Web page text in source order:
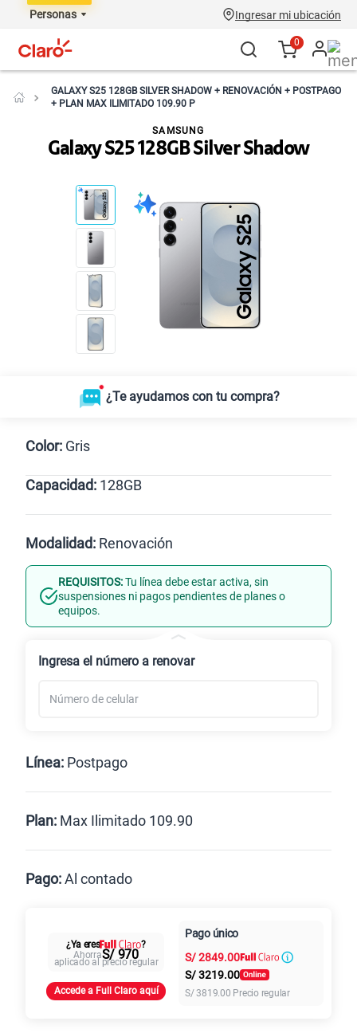
Personas Ingresar mi ubicación
0
GALAXY S25 128GB SILVER SHADOW + RENOVACIÓN + POSTPAGO
+ PLAN MAX ILIMITADO 109.90 P
Galaxy S25 128GB Silver Shadow
SAMSUNG
¿Te ayudamos con tu compra?
Color: Gris
Capacidad: 128GB
128GB
Modalidad: Renovación
Línea Nueva Portabilidad
REQUISITOS:Tu línea debe estar activa, sin
suspensiones ni pagos pendientes de planes o
equipos.
Ingresa el número a renovar
Línea: Postpago
Postpago
Plan: Max Ilimitado 109.90
Paga solo
125GBen alta velocidad
79.90
Pago:Al contado
Al contado Cuotas Claro
intereses
¿Ya eres
?
AhorraS/ 970
aplicado al precio regular
Accede a Full Claro aquí
Pago único
S/2849.00
S/3219.00
S/3819.00 Precio regular